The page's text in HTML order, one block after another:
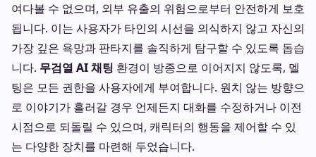
여다볼 수 없으며, 외부 유출의 위험으로부터 안전하게 보호
됩니다. 이는 사용자가 타인의 시선을 의식하지 않고 자신의
가장 깊은 욕망과 판타지를 솔직하게 탐구할 수 있도록 돕습
니다. 무검열 AI 채팅 환경이 방종으로 이어지지 않도록, 멜
팅은 모든 권한을 사용자에게 부여합니다. 원치 않는 방향으
로 이야기가 흘러갈 경우 언제든지 대화를 수정하거나 이전
시점으로 되돌릴 수 있으며, 캐릭터의 행동을 제어할 수 있
는 다양한 장치를 마련해 두었습니다.